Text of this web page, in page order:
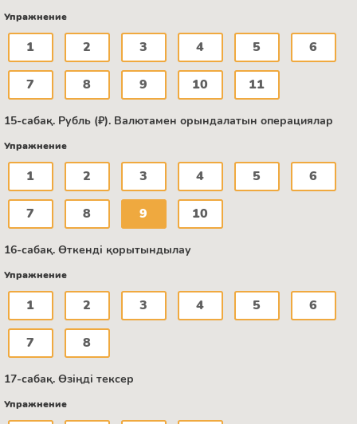
Упражнение
1 2 3 4 5 6
7 8 9 10 11
15-сабақ. Рубль (₽). Валютамен орындалатын операциялар
Упражнение
1 2 3 4 5 6
7 8 9 10
16-сабақ. Өткенді қорытындылау
Упражнение
1 2 3 4 5 6
7 8
17-сабақ. Өзіңді тексер
Упражнение